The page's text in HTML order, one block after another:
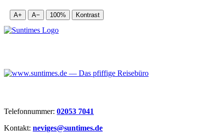
A+ A− 100% Kontrast
Telefonnummer: 02053 7041
Kontakt: neviges@suntimes.de